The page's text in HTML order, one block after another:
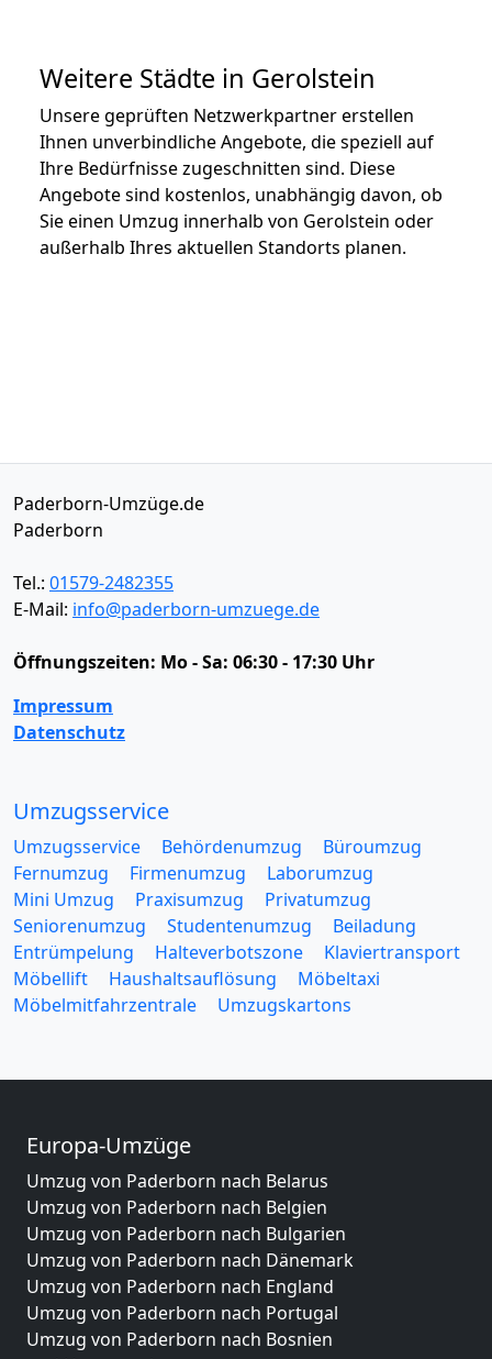
Weitere Städte in Gerolstein
Unsere geprüften Netzwerkpartner erstellen
Ihnen unverbindliche Angebote, die speziell auf
Ihre Bedürfnisse zugeschnitten sind. Diese
Angebote sind kostenlos, unabhängig davon, ob
Sie einen Umzug innerhalb von Gerolstein oder
außerhalb Ihres aktuellen Standorts planen.
Paderborn-Umzüge.de
Paderborn
Tel.: 01579-2482355
E-Mail: info@paderborn-umzuege.de
Öffnungszeiten: Mo - Sa: 06:30 - 17:30 Uhr
Impressum
Datenschutz
Umzugsservice
Umzugsservice Behördenumzug
Büroumzug
Fernumzug
Firmenumzug
Laborumzug
Mini Umzug
Praxisumzug
Privatumzug
Seniorenumzug
Studentenumzug
Beiladung
Entrümpelung
Halteverbotszone
Klaviertransport
Möbellift
Haushaltsauflösung
Möbeltaxi
Möbelmitfahrzentrale
Umzugskartons
Europa-Umzüge
Umzug von Paderborn nach Belarus
Umzug von Paderborn nach Belgien
Umzug von Paderborn nach Bulgarien
Umzug von Paderborn nach Dänemark
Umzug von Paderborn nach England
Umzug von Paderborn nach Portugal
Umzug von Paderborn nach Bosnien